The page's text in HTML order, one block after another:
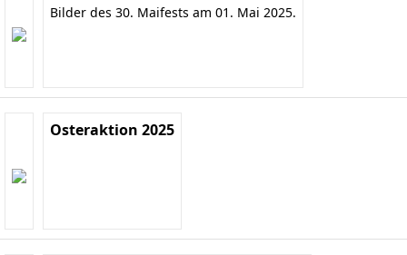
Bilder des 30. Maifests am 01. Mai 2025.
Osteraktion 2025